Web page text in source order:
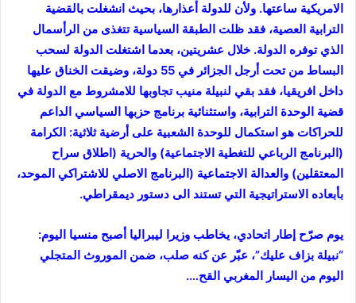
الامريكية ساعتها. ولأن للدولة أعذارها، بحيث انشغلت بالقضية
الترابية العصية، فقد ظلت الطبقة السياسية تتغذى من الرأسمال
الذي توفره الدولة. خلال عشريتين، بعدما اشتغلت الدولة لسحب
البساط من تحت أرجل الجزائر في 55 دولة، وضيقت الخناق عليها
داخل افريقيا، فقد بقي لنبيلة منيب تجاوبها للامشروط مع الدولة في
قضية الوحدة الترابية، واستثنائية برنامج حزبها السياسي الداعم
للحراكات هو استكمال للوحدة الشعبية على أرضية ثلاثية: الكرامة
(البرنامج الرباعي للتغطية الاجتماعية) والحرية (اطلاق سراح
المعتقلين) والعدالة الاجتماعية (البرنامج الاصلي للاشتراكي الموحد،
بأبعاده الاستراتيجية التي تستند الى دستور ديمقراطي.
يوم صرّح إطار اتحادي، يخاطب وزيرا ليبراليا أصبح منسيا اليوم:
“نبيلة بزاف عليك”، عبّر عن كنه صلب، ضمن الموروث المتجلي
اليوم من اليسار المغربي القح….